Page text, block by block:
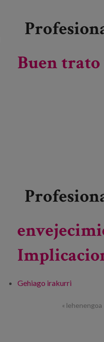
Buen
Gehiago irakurri
« lehenengoa